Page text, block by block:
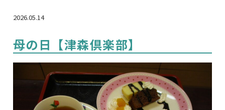
2026.05.14
母の日【津森倶楽部】